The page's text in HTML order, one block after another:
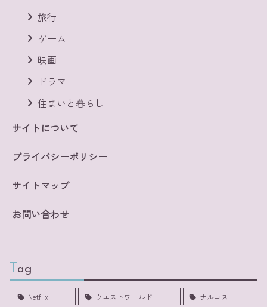
旅行
ゲーム
映画
ドラマ
住まいと暮らし
サイトについて
プライバシーポリシー
サイトマップ
お問い合わせ
Tag
Netflix ウエストワールド
ナルコス